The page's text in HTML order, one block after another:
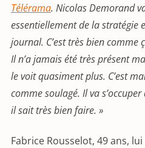
Télérama. Nicolas Demorand
essentiellement de la stratégie
journal. C’est très bien comme
Il n’a jamais été très présent
le voit quasiment plus. C’est
comme soulagé. Il va
il sait très bien faire. »
Fabrice Rousselot, 49 ans,